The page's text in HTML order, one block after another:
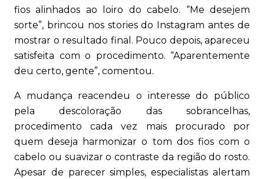
fios alinhados ao loiro do cabelo. “Me desejem
sorte”, brincou nos stories do Instagram antes de
mostrar o resultado final. Pouco depois, apareceu
satisfeita com o procedimento. “Aparentemente
deu certo, gente”, comentou.
A mudança reacendeu o interesse do público
pela descoloração das sobrancelhas,
procedimento cada vez mais procurado por
quem deseja harmonizar o tom dos fios com o
cabelo ou suavizar o contraste da região do rosto.
Apesar de parecer simples, especialistas alertam